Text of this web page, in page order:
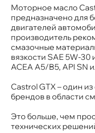
Моторное масло
предназначено для
двигателей
производитель
смазочные
язкости SAE 5W-30
ACEA A5/B5, API SN
Castrol GTX – один
рендов в области
Это больше, чем
технических
язкость
5W-
Castrol
Тип масла
Спецификации
ACEA
Объем
4л
Артикул
Применение